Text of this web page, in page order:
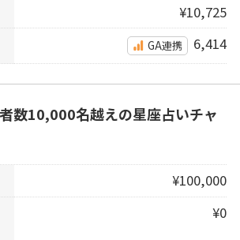
¥10,725
GA連携 6,414
者数10,000名越えの星座占いチャ
¥100,000
¥0